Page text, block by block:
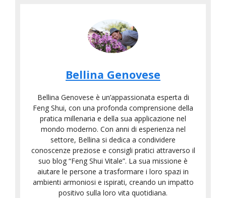
Bellina Genovese
Bellina Genovese è un’appassionata esperta di
Feng Shui, con una profonda comprensione della
pratica millenaria e della sua applicazione nel
mondo moderno. Con anni di esperienza nel
settore, Bellina si dedica a condividere
conoscenze preziose e consigli pratici attraverso il
suo blog “Feng Shui Vitale”. La sua missione è
aiutare le persone a trasformare i loro spazi in
ambienti armoniosi e ispirati, creando un impatto
positivo sulla loro vita quotidiana.